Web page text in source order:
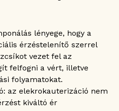
lényege, hogy a
érzéstelenítő szerrel
vezet fel az
felfogni a vért, illetve
folyamatokat.
az elekrokauterizáció nem
kiváltó ér